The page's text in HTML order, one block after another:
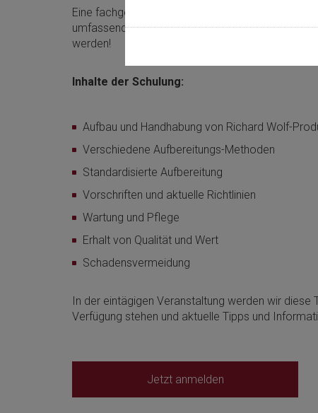
Eine fachgerechte Aufbereitung von Richard
umfassende Sachkenntnisse. Durch geschultes
werden!
Inhalte der Schulung:
Aufbau und Handhabung von Richard Wolf-
Verschiedene Aufbereitungs-Methoden
Standardisierte Aufbereitung
Vorschriften und aktuelle Richtlinien
Wartung und Pflege
Erhalt von Qualität und Wert
Schadensvermeidung
In der eintägigen Veranstaltung werden wir diese
Verfügung stehen und aktuelle Tipps und
Jetzt anmelden